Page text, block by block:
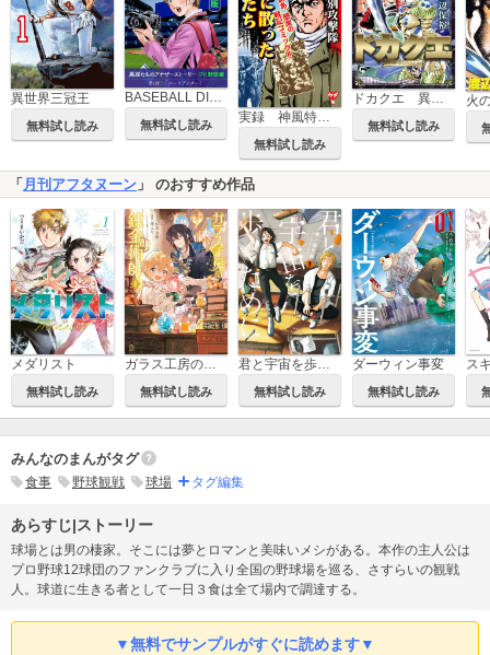
異世界三冠王
無料試し読み 無料試し読み
無料試し読み
無料試し読み
火
「月刊アフタヌーン 」 のおすすめ作品
メダリスト
無料試し読み
ガラス工房の錬金術師
無料試し読み
君と宇宙を歩くために
無料試し読み
ダーウィン事変
無料試し読み
みんなのまんがタグ
食事 野球観戦 球場 タグ編集
あらすじ|ストーリー
球場とは男の棲家。そこには夢とロマンと美味いメシがある。本作の主人公は
プロ野球12球団のファンクラブに入り全国の野球場を巡る、さすらいの観戦
人。球道に生きる者として一日３食は全て場内で調達する。
▼無料でサンプルがすぐに読めます▼